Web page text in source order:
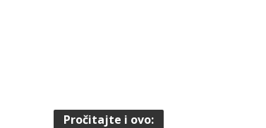
Pročitajte i ovo: